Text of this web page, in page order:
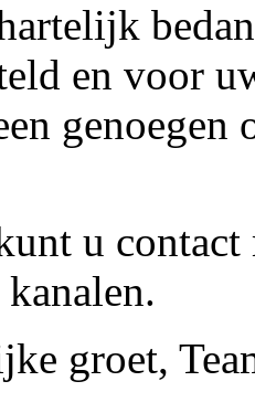
en voor
u contact
groet,